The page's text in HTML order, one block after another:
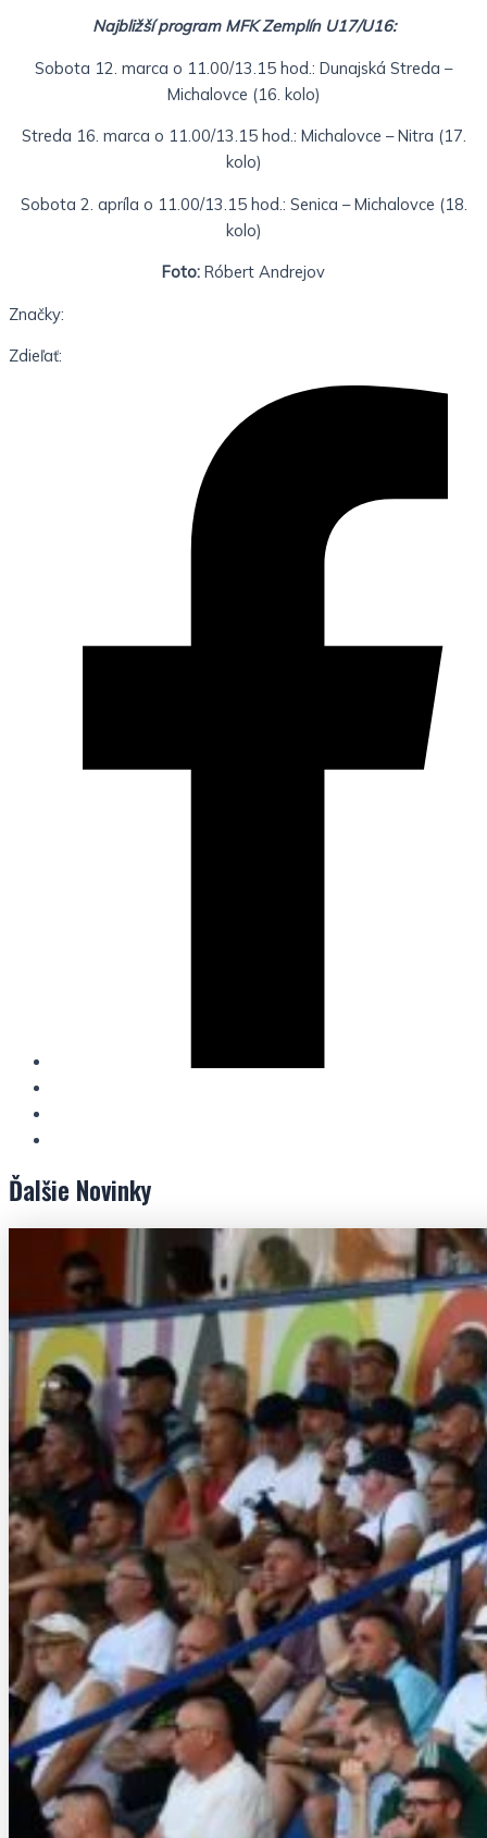
Najbližší program MFK Zemplín U17/U16:
Sobota 12. marca o 11.00/13.15 hod.: Dunajská Streda –
Michalovce (16. kolo)
Streda 16. marca o 11.00/13.15 hod.: Michalovce – Nitra (17.
kolo)
Sobota 2. apríla o 11.00/13.15 hod.: Senica – Michalovce (18.
kolo)
Foto: Róbert Andrejov
Značky:
Zdieľať:
Ďalšie Novinky